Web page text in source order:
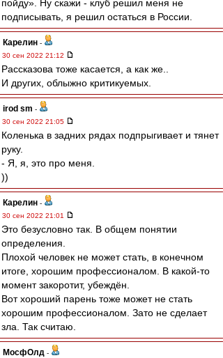
пойду». Ну скажи - клуб решил меня не
подписывать, я решил остаться в России.
Карелин -
30 сен 2022 21:12
Рассказова тоже касается, а как же..
И других, облыжно критикуемых.
irod sm -
30 сен 2022 21:05
Коленька в задних рядах подпрыгивает и тянет
руку.
- Я, я, это про меня.
))
Карелин -
30 сен 2022 21:01
Это безусловно так. В общем понятии
определения.
Плохой человек не может стать, в конечном
итоге, хорошим профессионалом. В какой-то
момент закоротит, убеждён.
Вот хороший парень тоже может не стать
хорошим профессионалом. Зато не сделает
зла. Так считаю.
МосфОлд -